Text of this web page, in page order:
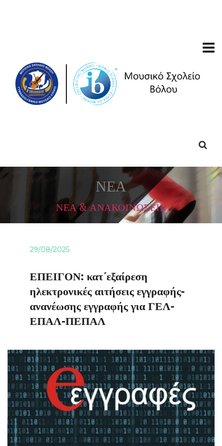
ΝΕΑ
ΝΕΑ & ΑΝΑΚΟΙΝΩΣΕΙΣ
29/08/2025
ΕΠΕΙΓΟΝ: κατ΄εξαίρεση
ηλεκτρονικές αιτήσεις εγγραφής-
ανανέωσης εγγραφής για ΓΕΛ-
ΕΠΑΛ-ΠΕΠΑΛ